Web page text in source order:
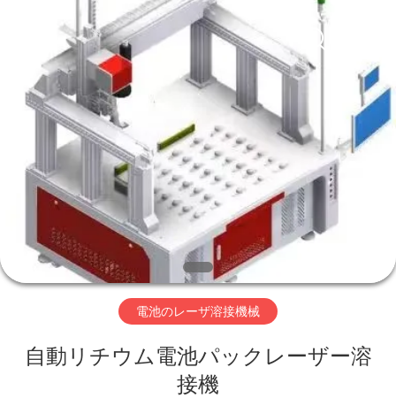
家
私
た
(Xiamen)
Intelligent
Equipment
電池のレーザ溶接機械
自動リチウム電池パックレーザー溶
接機